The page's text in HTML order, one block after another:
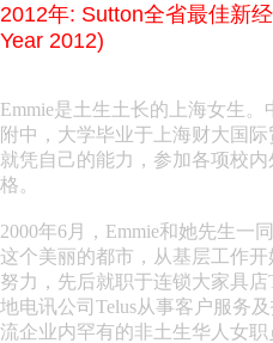
2012年: Sutton全省最佳新
Year 2012)
Emmie是土生土长的上海女生
附中，大学毕业于上海财大国
就凭自己的能力，参加各项校
格。
2000年6月，Emmie和她先生一
这个美丽的都市，从基层工作
努力，先后就职于连锁大家具
地电讯公司Telus从事客户服务
流企业内罕有的非土生华人女